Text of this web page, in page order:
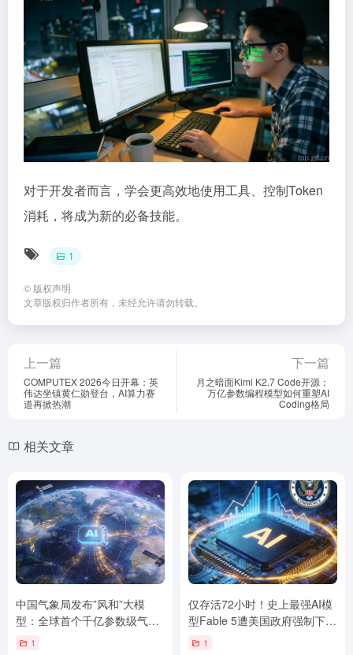
对于开发者而言，学会更高效地使用工具、控制Token
消耗，将成为新的必备技能。
1
© 版权声明
文章版权归作者所有，未经允许请勿转载。
上一篇
COMPUTEX 2026今日开幕：英
伟达坐镇黄仁勋登台，AI算力赛
道再掀热潮
下一篇
月之暗面Kimi K2.7 Code开源：
万亿参数编程模型如何重塑AI
Coding格局
相关文章
中国气象局发布”风和”大模
型：全球首个千亿参数级气象
开源大语言模型正式亮相
1
仅存活72小时！史上最强AI模
型Fable 5遭美国政府强制下
架，国产替代潮来袭
1